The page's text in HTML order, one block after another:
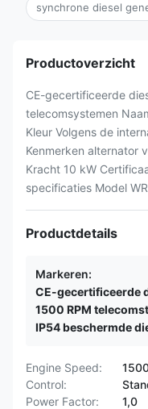
synchrone diesel
Productoverzicht
CE-gecertificeerde
telecomsystemen
Kleur Volgens de
Kenmerken alternator
Kracht 10 kW
specificaties Model
Productdetails
Markeren:
CE-gecertificeerde
1500 RPM
IP54 beschermde
Engine Speed:
Control:
Power Factor:
1,0